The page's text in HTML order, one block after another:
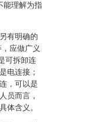
能理解为指
有明确的
，应做广义
可拆卸连
电连接；
，可以是
员而言，
体含义。